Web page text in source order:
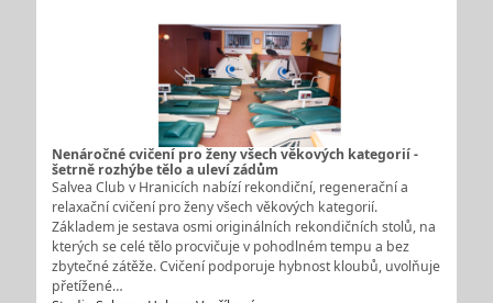
Nenáročné cvičení pro ženy všech věkových kategorií -
šetrně rozhýbe tělo a uleví zádům
Salvea Club v Hranicích nabízí rekondiční, regenerační a
relaxační cvičení pro ženy všech věkových kategorií.
Základem je sestava osmi originálních rekondičních stolů, na
kterých se celé tělo procvičuje v pohodlném tempu a bez
zbytečné zátěže. Cvičení podporuje hybnost kloubů, uvolňuje
přetížené…